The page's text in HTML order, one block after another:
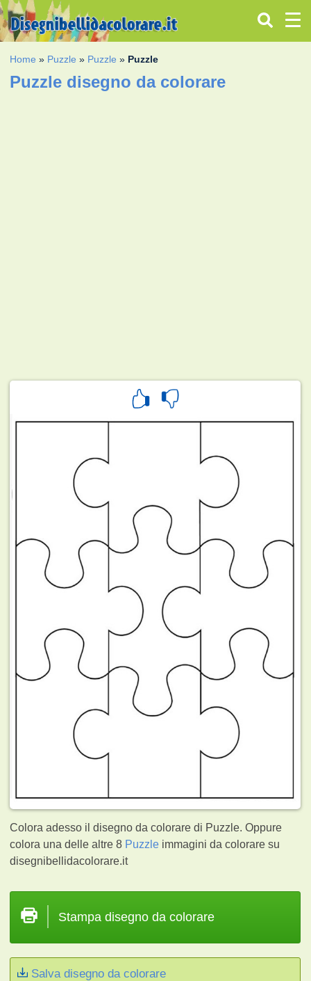
Home » Puzzle » Puzzle » Puzzle
Puzzle disegno da colorare
Colora adesso il disegno da colorare di Puzzle. Oppure
colora una delle altre 8 Puzzle immagini da colorare su
disegnibellidacolorare.it
Stampa disegno da colorare
Salva disegno da colorare